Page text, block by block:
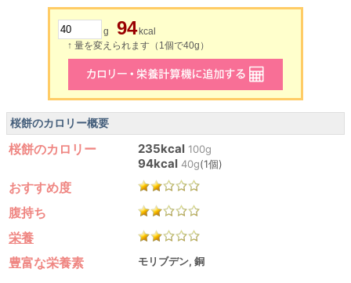
g 94 kcal
↑ 量を変えられます（1個で40g）
桜餅のカロリー概要
桜餅のカロリー 235kcal 100g
94kcal 40g(1個)
おすすめ度
腹持ち
栄養
豊富な栄養素
モリブデン, 銅